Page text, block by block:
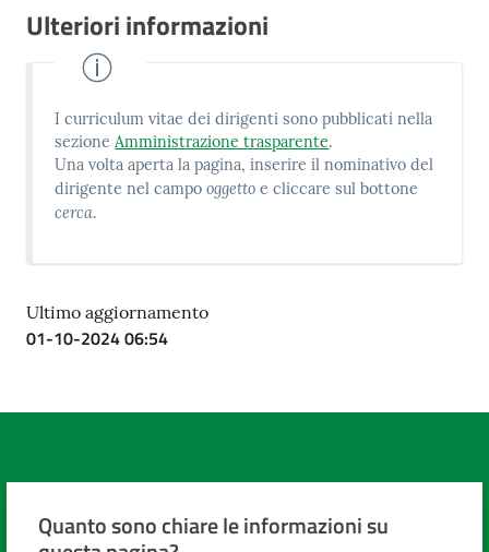
Ulteriori informazioni
I curriculum vitae dei dirigenti sono pubblicati nella
sezioneAmministrazione trasparente.
Una volta aperta la pagina, inserire il nominativo del
dirigente nel campooggetto e cliccare sul bottone
cerca.
Ultimo aggiornamento
01-10-2024 06:54
Quanto sono chiare le informazioni su